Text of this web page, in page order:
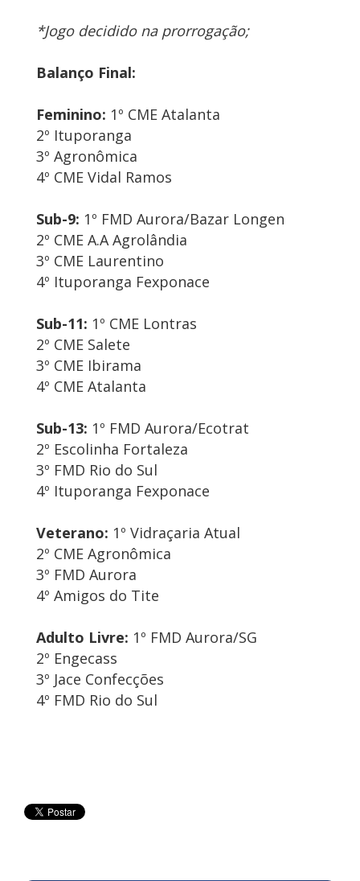
*Jogo decidido na prorrogação;
Balanço Final:
Feminino: 1º CME Atalanta
2º Ituporanga
3º Agronômica
4º CME Vidal Ramos
Sub-9: 1º FMD Aurora/Bazar Longen
2º CME A.A Agrolândia
3º CME Laurentino
4º Ituporanga Fexponace
Sub-11: 1º CME Lontras
2º CME Salete
3º CME Ibirama
4º CME Atalanta
Sub-13: 1º FMD Aurora/Ecotrat
2º Escolinha Fortaleza
3º FMD Rio do Sul
4º Ituporanga Fexponace
Veterano: 1º Vidraçaria Atual
2º CME Agronômica
3º FMD Aurora
4º Amigos do Tite
Adulto Livre: 1º FMD Aurora/SG
2º Engecass
3º Jace Confecções
4º FMD Rio do Sul